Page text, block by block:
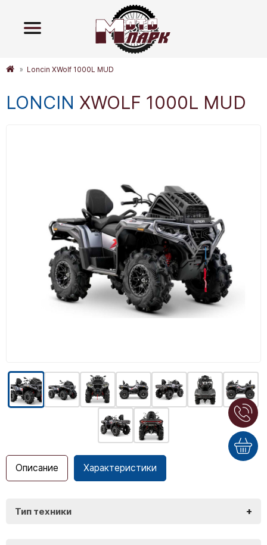
Loncin XWolf 1000L MUD
LONCIN XWOLF 1000L MUD
Описание Характеристики
Тип техники +